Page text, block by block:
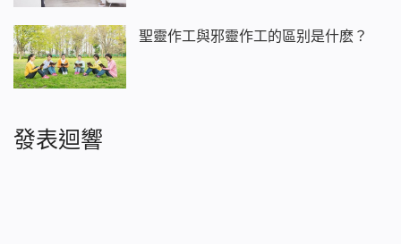
聖靈作工與邪靈作工的區别是什麽？
發表迴響